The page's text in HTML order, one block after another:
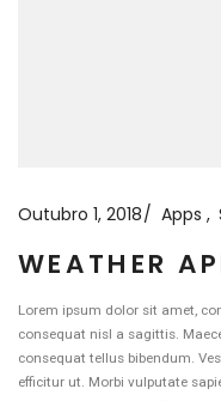
Outubro 1, 2018 Apps
WEATHER
Lorem ipsum dolor sit amet,
consequat nisl a sagittis.
consequat tellus bibendum.
efficitur ut. Morbi vulputate